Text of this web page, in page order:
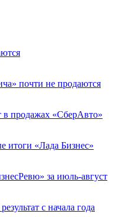
почти не продаются
в продажах «СберАвто»
итоги «Лада Бизнес»
за июль-август
с начала года